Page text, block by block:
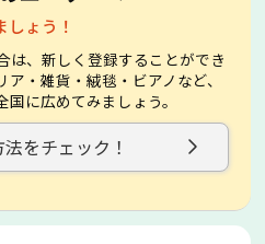
ょう！
は、新しく登録することができ
・雑貨・絨毯・ビアノなど、
に広めてみましょう。
をチェック！